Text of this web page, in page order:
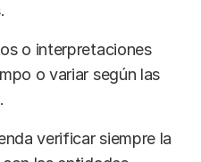
o interpretaciones
o variar según las
verificar siempre la